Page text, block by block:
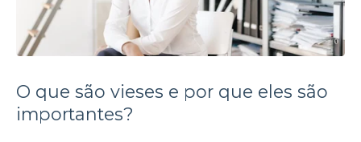
O que são vieses e por que eles são
importantes?